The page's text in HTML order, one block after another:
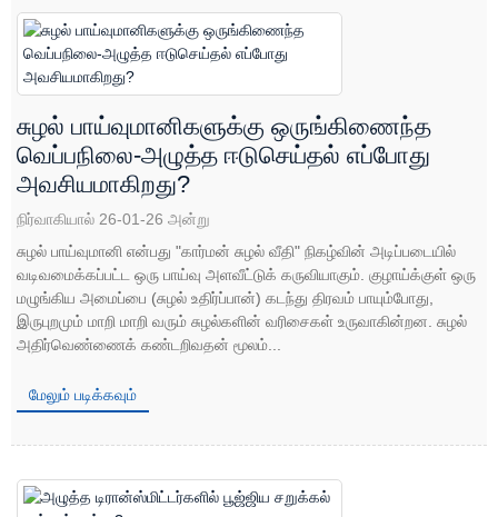
சுழல் பாய்வுமானிகளுக்கு ஒருங்கிணைந்த
வெப்பநிலை-அழுத்த ஈடுசெய்தல் எப்போது
அவசியமாகிறது?
நிர்வாகியால் 26-01-26 அன்று
சுழல் பாய்வுமானி என்பது "கார்மன் சுழல் வீதி" நிகழ்வின் அடிப்படையில்
வடிவமைக்கப்பட்ட ஒரு பாய்வு அளவீட்டுக் கருவியாகும். குழாய்க்குள் ஒரு
மழுங்கிய அமைப்பை (சுழல் உதிர்ப்பான்) கடந்து திரவம் பாயும்போது, ​​
இருபுறமும் மாறி மாறி வரும் சுழல்களின் வரிசைகள் உருவாகின்றன. சுழல்
அதிர்வெண்ணைக் கண்டறிவதன் மூலம்...
மேலும் படிக்கவும்